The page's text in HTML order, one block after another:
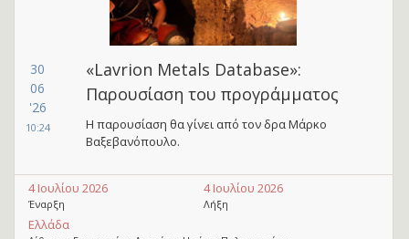
30
06
'26
10:24
«Lavrion Metals Database»:
Παρουσίαση του προγράμματος
Η παρουσίαση θα γίνει από τον δρα Μάρκο
Βαξεβανόπουλο.
4 Ιουλίου 2026
Έναρξη
4 Ιουλίου 2026
Λήξη
Ελλάδα